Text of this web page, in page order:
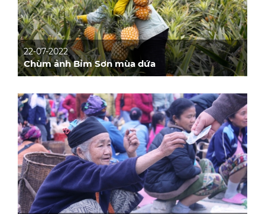
22-07-2022
Chùm ảnh Bỉm Sơn mùa dứa